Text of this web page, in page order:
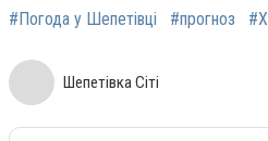
#Погода у Шепетівці #прогноз
Шепетівка Сіті